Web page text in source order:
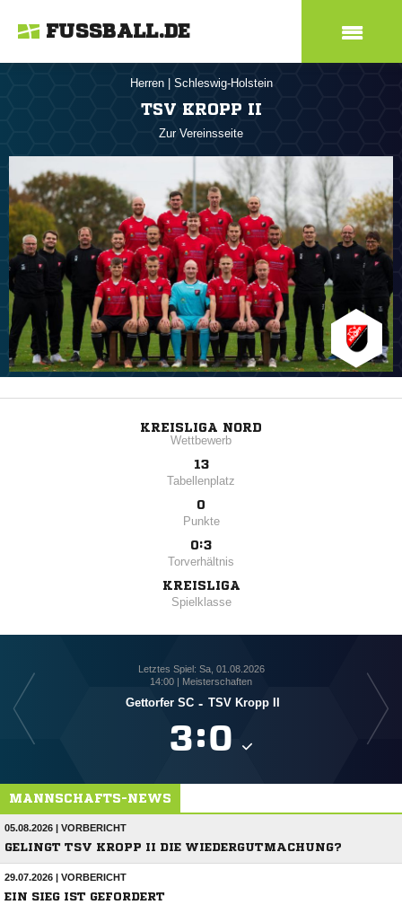
FUSSBALL.DE
Herren Schleswig-Holstein
TSV KROPP II
Zur Vereinsseite
KREISLIGA NORD
Wettbewerb
13
Tabellenplatz
0
Punkte
0:3
Torverhältnis
KREISLIGA
Spielklasse
Letztes Spiel: Sa, 01.08.2026
14:00 | Meisterschaften
Gettorfer SC - TSV Kropp II
:
MANNSCHAFTS-NEWS
05.08.2026 | VORBERICHT
GELINGT TSV KROPP II DIE WIEDERGUTMACHUNG?
29.07.2026 | VORBERICHT
EIN SIEG IST GEFORDERT